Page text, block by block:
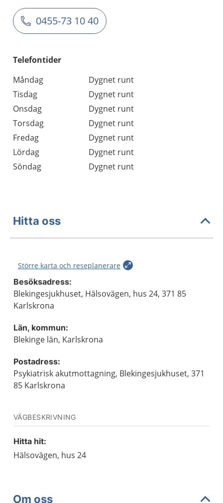
0455-73 10 40
Telefontider
Måndag
Dygnet runt
Tisdag
Dygnet runt
Onsdag
Dygnet runt
Torsdag
Dygnet runt
Fredag
Dygnet runt
Lördag
Dygnet runt
Söndag
Dygnet runt
Hitta oss
Större karta och reseplanerare
Besöksadress:
Blekingesjukhuset, Hälsovägen, hus 24, 371 85
Karlskrona
Län, kommun:
Blekinge län, Karlskrona
Postadress:
Psykiatrisk akutmottagning, Blekingesjukhuset, 371
85 Karlskrona
VÄGBESKRIVNING
Hitta hit:
Hälsovägen, hus 24
Om oss